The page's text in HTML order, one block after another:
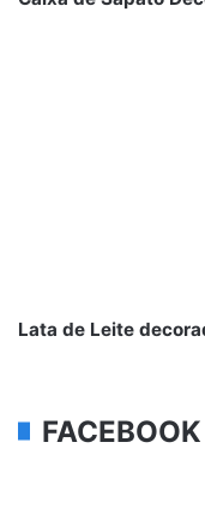
Lata de Leite
FACEBOOK